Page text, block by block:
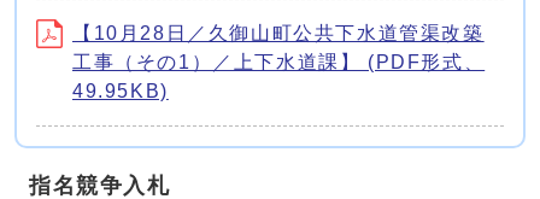
【10月28日／久御山町公共下水道管渠改築
工事（その1）／上下水道課】 (PDF形式、
49.95KB)
指名競争入札